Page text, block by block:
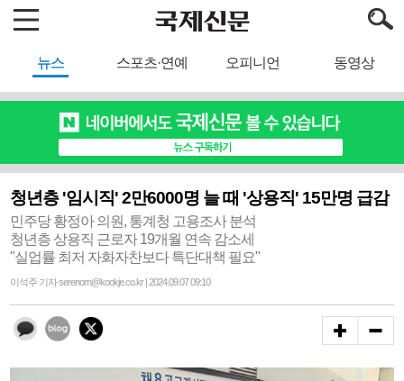
뉴스 스포츠·연예 오피니언 동영상
청년층 '임시직' 2만6000명 늘 때 '상용직' 15만명 급감
민주당 황정아 의원, 통계청 고용조사 분석
청년층 상용직 근로자 19개월 연속 감소세
"실업률 최저 자화자찬보다 특단대책 필요"
이석주 기자 serenom@kookje.co.kr | 2024.09.07 09:10